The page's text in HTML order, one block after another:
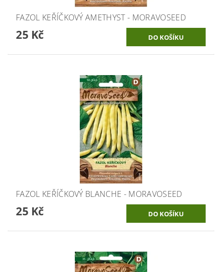
FAZOL KEŘÍČKOVÝ AMETHYST - MORAVOSEED
25 Kč
FAZOL KEŘÍČKOVÝ BLANCHE - MORAVOSEED
25 Kč